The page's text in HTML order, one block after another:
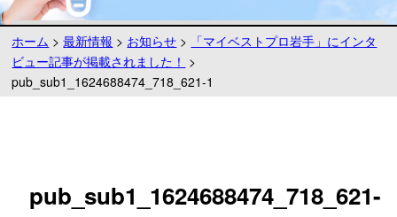
ホーム >最新情報 > お知らせ >
「マイベストプロ岩手」にインタ
ビュー記事が掲載されました！ >
pub_sub1_1624688474_718_621-1
pub_sub1_1624688474_718_621-